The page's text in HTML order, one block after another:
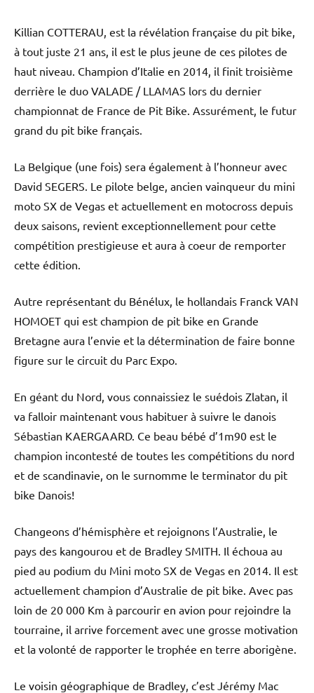
Killian COTTERAU, est la révélation française du pit bike,
à tout juste 21 ans, il est le plus jeune de ces pilotes de
haut niveau. Champion d’Italie en 2014, il finit troisième
derrière le duo VALADE / LLAMAS lors du dernier
championnat de France de Pit Bike. Assurément, le futur
grand du pit bike français.
La Belgique (une fois) sera également à l’honneur avec
David SEGERS. Le pilote belge, ancien vainqueur du mini
moto SX de Vegas et actuellement en motocross depuis
deux saisons, revient exceptionnellement pour cette
compétition prestigieuse et aura à coeur de remporter
cette édition.
Autre représentant du Bénélux, le hollandais Franck VAN
HOMOET qui est champion de pit bike en Grande
Bretagne aura l’envie et la détermination de faire bonne
figure sur le circuit du Parc Expo.
En géant du Nord, vous connaissiez le suédois Zlatan, il
va falloir maintenant vous habituer à suivre le danois
Sébastian KAERGAARD. Ce beau bébé d’1m90 est le
champion incontesté de toutes les compétitions du nord
et de scandinavie, on le surnomme le terminator du pit
bike Danois!
Changeons d’hémisphère et rejoignons l’Australie, le
pays des kangourou et de Bradley SMITH. Il échoua au
pied au podium du Mini moto SX de Vegas en 2014. Il est
actuellement champion d’Australie de pit bike. Avec pas
loin de 20 000 Km à parcourir en avion pour rejoindre la
tourraine, il arrive forcement avec une grosse motivation
et la volonté de rapporter le trophée en terre aborigène.
Le voisin géographique de Bradley, c’est Jérémy Mac